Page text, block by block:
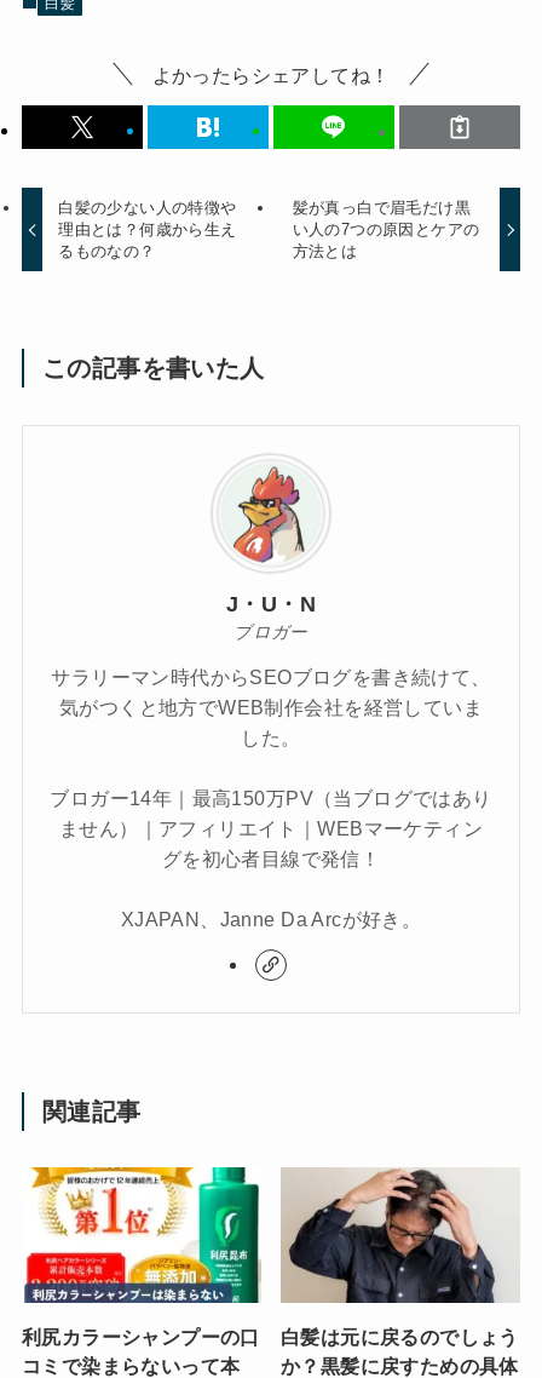
白髪
よかったらシェアしてね！
白髪の少ない人の特徴や
理由とは？何歳から生え
るものなの？
髪が真っ白で眉毛だけ黒
い人の7つの原因とケアの
方法とは
この記事を書いた人
J・U・N
ブロガー
サラリーマン時代からSEOブログを書き続けて、
気がつくと地方でWEB制作会社を経営していま
した。
ブロガー14年｜最高150万PV（当ブログではあり
ません）｜アフィリエイト｜WEBマーケティン
グを初心者目線で発信！
XJAPAN、Janne Da Arcが好き。
関連記事
利尻カラーシャンプーの口
コミで染まらないって本
白髪は元に戻るのでしょう
か？黒髪に戻すための具体